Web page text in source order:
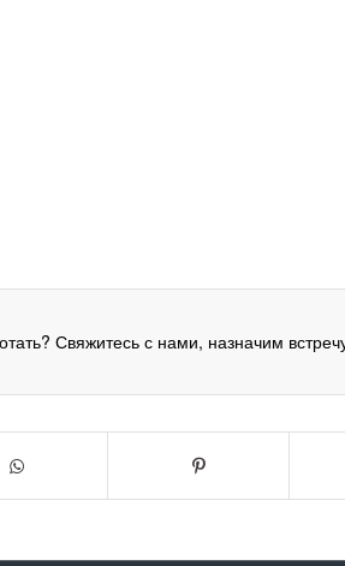
Свяжитесь с нами, назначим